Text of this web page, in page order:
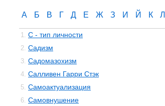
А Б В Г Д Е Ж З И Й К Л
1. С - тип личности
2. Садизм
3. Садомазохизм
4. Салливен Гарри Стэк
5. Самоактуализация
6. Самовнушение